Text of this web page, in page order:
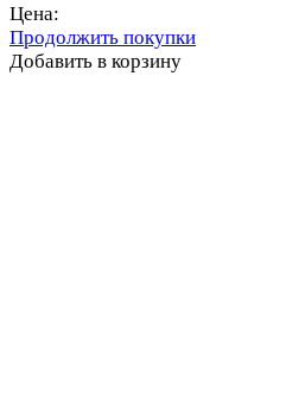
Цена:
Продолжить покупки
Добавить в корзину